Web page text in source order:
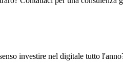
investire nel digitale tutto